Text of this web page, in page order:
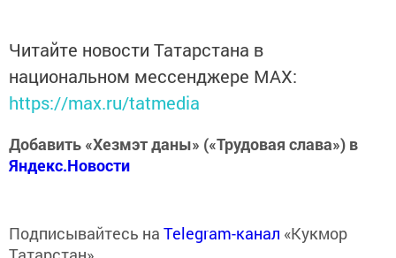
Читайте новости Татарстана в
национальном мессенджере MАХ:
https://max.ru/tatmedia
Добавить «Хезмэт даны» («Трудовая слава») в
Яндекс.Новости
Подписывайтесь на Telegram-канал «Кукмор